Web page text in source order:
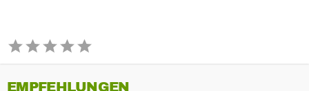
EMPFEHLUNGEN